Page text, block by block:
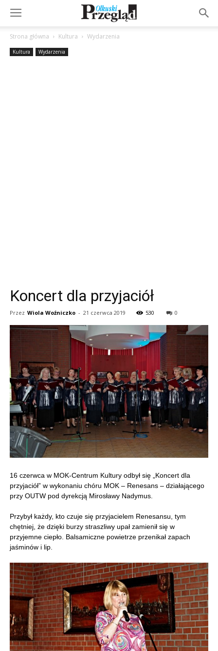
Strona główna Kultura Wydarzenia
Kultura Wydarzenia
Koncert dla przyjaciół
Przez Wiola Woźniczko - 21 czerwca 2019 530 0
16 czerwca w MOK-Centrum Kultury odbył się „Koncert dla
przyjaciół” w wykonaniu chóru MOK – Renesans – działającego
przy OUTW pod dyrekcją Mirosławy Nadymus.
Przybył każdy, kto czuje się przyjacielem Renesansu, tym
chętniej, że dzięki burzy straszliwy upał zamienił się w
przyjemne ciepło. Balsamiczne powietrze przenikał zapach
jaśminów i lip.